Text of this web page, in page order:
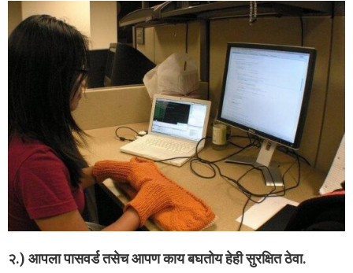
२.) आपला पासवर्ड तसेच आपण काय बघतोय हेही सुरक्षित ठेवा.